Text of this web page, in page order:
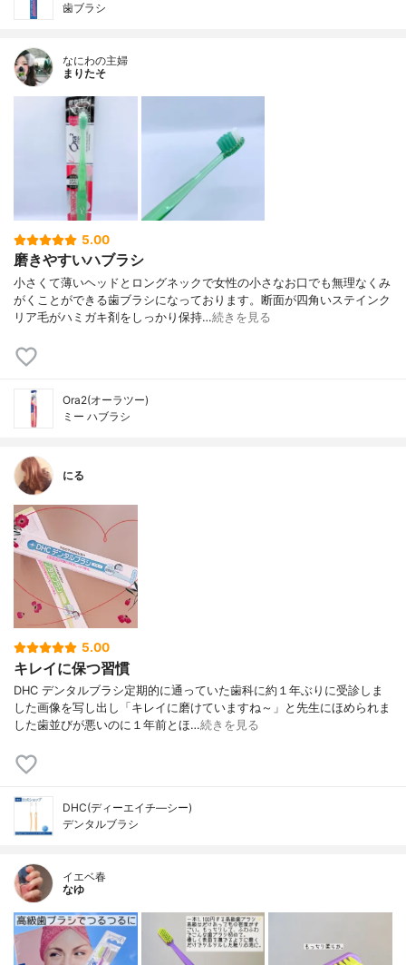
歯ブラシ
なにわの主婦
まりたそ
5.00
磨きやすいハブラシ
小さくて薄いヘッドとロングネックで女性の小さなお口でも無理なくみ
がくことができる歯ブラシになっております。断面が四角いステインク
リア毛がハミガキ剤をしっかり保持…続きを見る
Ora2(オーラツー)
ミー ハブラシ
にる
5.00
キレイに保つ習慣
DHC デンタルブラシ定期的に通っていた歯科に約１年ぶりに受診しま
した画像を写し出し「キレイに磨けていますね～」と先生にほめられま
した歯並びが悪いのに１年前とほ…続きを見る
DHC(ディーエイチ―シー)
デンタルブラシ
イエベ春
なゆ